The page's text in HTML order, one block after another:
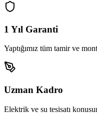
1 Yıl Garanti
Yaptığımız tüm tamir ve
Uzman Kadro
Elektrik ve su tesisatı